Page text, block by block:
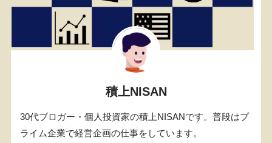
積上NISAN
30代ブロガー・個人投資家の積上NISANです。普段はプ
ライム企業で経営企画の仕事をしています。